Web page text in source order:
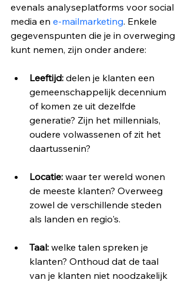
evenals analyseplatforms voor social
media en e-mailmarketing. Enkele
gegevenspunten die je in overweging
kunt nemen, zijn onder andere:
Leeftijd: delen je klanten een
gemeenschappelijk decennium
of komen ze uit dezelfde
generatie? Zijn het millennials,
oudere volwassenen of zit het
daartussenin?
Locatie: waar ter wereld wonen
de meeste klanten? Overweeg
zowel de verschillende steden
als landen en regio's.
Taal: welke talen spreken je
klanten? Onthoud dat de taal
van je klanten niet noodzakelijk